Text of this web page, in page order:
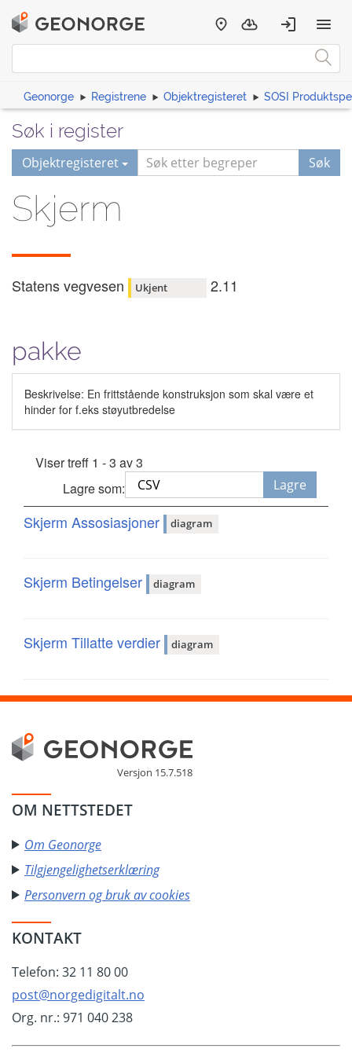
Geonorge Registrene Objektregisteret SOSI
Søk i register
Objektregisteret Søk
Skjerm
Statens vegvesen Ukjent 2.11
pakke
Beskrivelse: En frittstående konstruksjon som skal være et
hinder for f.eks støyutbredelse
Viser treff 1 - 3 av 3
Lagre som:
Lagre
Skjerm Assosiasjoner diagram
Skjerm Betingelser diagram
Skjerm Tillatte verdier diagram